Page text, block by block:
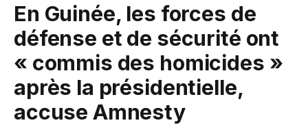
En Guinée, les forces de
défense et de sécurité ont
« commis des homicides »
après la présidentielle,
accuse Amnesty